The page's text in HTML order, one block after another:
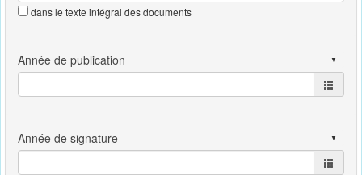
dans le texte intégral des documents